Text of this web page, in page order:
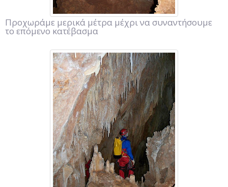
Προχωράμε μερικά μέτρα μέχρι να συναντήσουμε
το επόμενο κατέβασμα